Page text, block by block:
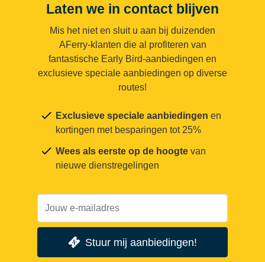
Laten we in contact blijven
Mis het niet en sluit u aan bij duizenden
AFerry-klanten die al profiteren van
fantastische Early Bird-aanbiedingen en
exclusieve speciale aanbiedingen op diverse
routes!
Exclusieve speciale aanbiedingen en
kortingen met besparingen tot 25%
Wees als eerste op de hoogte van
nieuwe dienstregelingen
Stuur mij aanbiedingen!